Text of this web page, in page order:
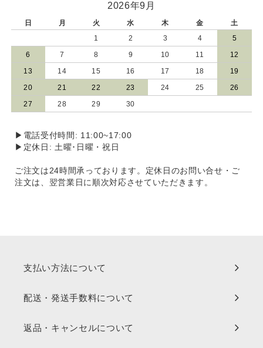
2026年9月
日 月 火 水 木 金
土
1
2 3 4 5
6 7 8 9 10 11 12
13 14 15 16 17 18 19
20 21 22 23 24 25 26
27 28 29 30
▶電話受付時間: 11:00~17:00
▶定休日: 土曜･日曜・祝日
ご注文は24時間承っております。定休日のお問い合せ・ご
注文は、翌営業日に順次対応させていただきます。
支払い方法について
配送・発送手数料について
返品・キャンセルについて